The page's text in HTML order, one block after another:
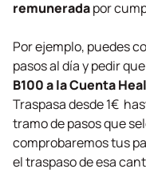
remuneradapor
Por ejemplo, puedes
pasos al día y pedir
B100 a la Cuenta
Traspasa desde 1€
tramo de pasos que
comprobaremos tus
el traspaso de esa